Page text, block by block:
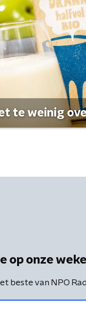
te weinig
op onze
beste van NPO